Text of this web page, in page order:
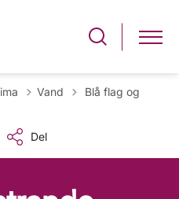
Vand Tilbage til
Blå flag og
Del